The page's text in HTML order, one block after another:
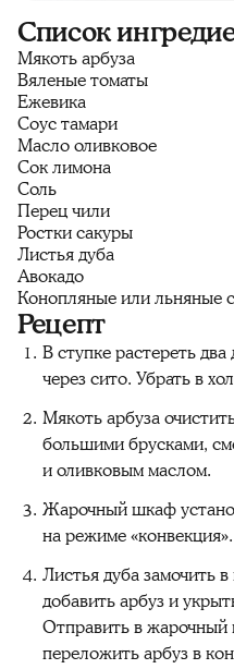
Список
Мякоть арбуза
Вяленые томаты
Ежевика
Соус тамари
Масло оливковое
Сок лимона
Соль
Перец чили
Ростки сакуры
Листья дуба
Авокадо
Конопляные или льняные
Рецепт
В ступке растереть
через сито. Убрать в
Мякоть арбуза
большими брусками,
и оливковым маслом.
Жарочный шкаф
на режиме «конвекция».
Листья дуба замочить
добавить арбуз и
Отправить в жарочный
переложить арбуз в